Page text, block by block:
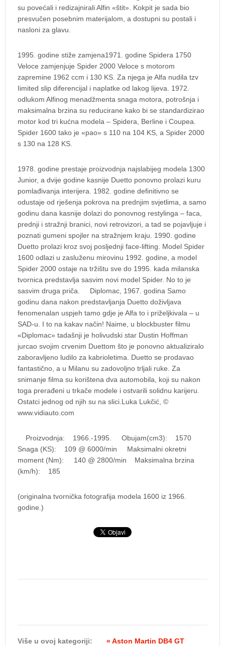
su povećali i redizajnirali Alfin «štit». Kokpit je sada bio
presvučen posebnim materijalom, a dostupni su postali i
nasloni za glavu.
1995. godine stiže zamjena1971. godine Spidera 1750
Veloce zamjenjuje Spider 2000 Veloce s motorom
zapremine 1962 ccm i 130 KS. Za njega je Alfa nudila tzv
Iimited slip diferencijal i naplatke od lakog lijeva. 1972.
odlukom Alfinog menadžmenta snaga motora, potrošnja i
maksimalna brzina su reducirane kako bi se standardizirao
motor kod tri kućna modela – Spidera, Berline i Coupea.
Spider 1600 tako je «pao» s 110 na 104 KS, a Spider 2000
s 130 na 128 KS.
1978. godine prestaje proizvodnja najslabijeg modela 1300
Junior, a dvije godine kasnije Duetto ponovno prolazi kuru
pomlađivanja interijera. 1982. godine definitivno se
odustaje od rješenja pokrova na prednjim svjetlima, a samo
godinu dana kasnije dolazi do ponovnog restylinga – faca,
prednji i stražnji branici, novi retrovizori, a tad se pojavljuje i
poznati gumeni spojler na stražnjem kraju. 1990. godine
Duetto prolazi kroz svoj posljednji face-lifting. Model Spider
1600 odlazi u zasluženu mirovinu 1992. godine, a model
Spider 2000 ostaje na tržištu sve do 1995. kada milanska
tvornica predstavlja sasvim novi model Spider. No to je
sasvim druga priča. Diplomac, 1967. godina Samo
godinu dana nakon predstavljanja Duetto doživljava
fenomenalan uspjeh tamo gdje je Alfa to i priželjkivala – u
SAD-u. I to na kakav način! Naime, u blockbuster filmu
«Diplomac» tadašnji je holivudski star Dustin Hoffman
jurcao svojim crvenim Duettom što je ponovno aktualiziralo
zaboravljeno ludilo za kabrioletima. Duetto se prodavao
fantastično, a u Milanu su zadovoljno trljali ruke. Za
snimanje filma su korištena dva automobila, koji su nakon
toga prerađeni u trkače modele i ostvarili solidnu karijeru.
Ostatci jednog od njih su na slici.Luka Lukčić, ©
www.vidiauto.com
Proizvodnja: 1966.-1995. Obujam(cm3): 1570
Snaga (KS): 109 @ 6000/min Maksimalni okretni
moment (Nm): 140 @ 2800/min Maksimalna brzina
(km/h): 185
(originalna tvornička fotografija modela 1600 iz 1966.
godine.)
Više u ovoj kategoriji: « Aston Martin DB4 GT